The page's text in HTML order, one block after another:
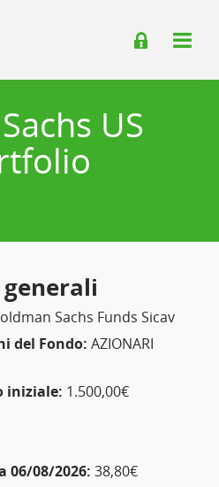
US
Sachs Funds Sicav
del Fondo: AZIONARI
iniziale: 1.500,00€
06/08/2026: 38,80€